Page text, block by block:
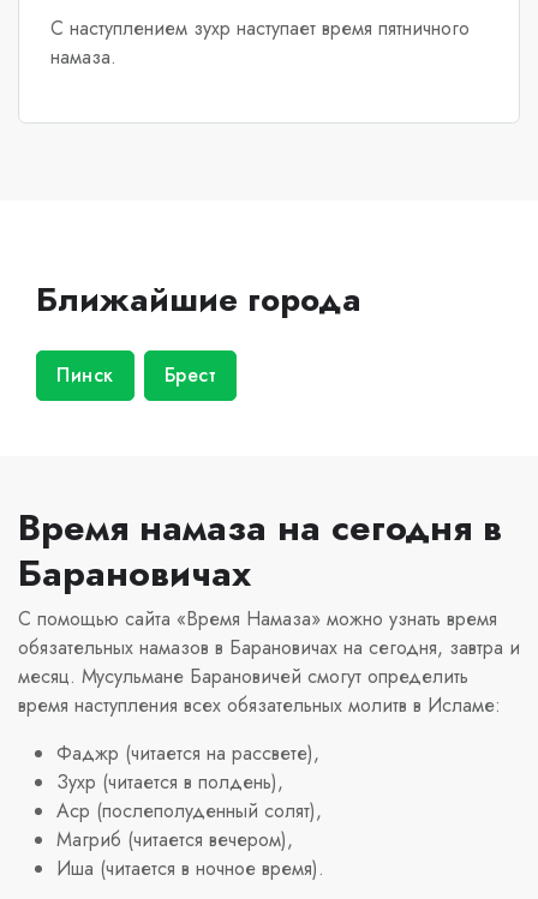
С наступлением зухр наступает время пятничного
намаза.
Ближайшие города
Пинск Брест
Время намаза на сегодня в
Барановичах
С помощью сайта «Время Намаза» можно узнать время
обязательных намазов в Барановичах на сегодня, завтра и
месяц. Мусульмане Барановичей смогут определить
время наступления всех обязательных молитв в Исламе:
Фаджр (читается на рассвете),
Зухр (читается в полдень),
Аср (послеполуденный солят),
Магриб (читается вечером),
Иша (читается в ночное время).